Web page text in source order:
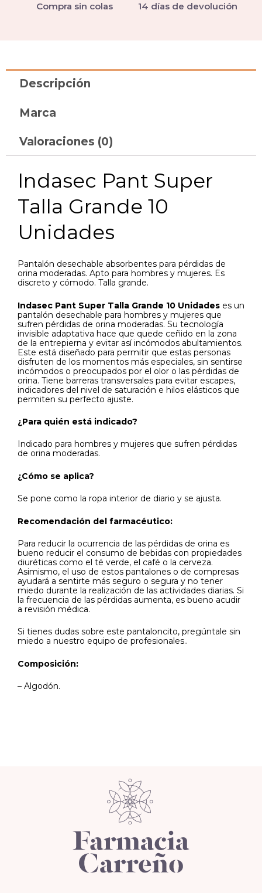
Compra sin colas 14 días de devolución
Descripción
Marca
Valoraciones (0)
Indasec Pant Super
Talla Grande 10
Unidades
Pantalón desechable absorbentes para pérdidas de
orina moderadas. Apto para hombres y mujeres. Es
discreto y cómodo. Talla grande.
Indasec Pant Super Talla Grande 10 Unidades es un
pantalón desechable para hombres y mujeres que
sufren pérdidas de orina moderadas. Su tecnología
invisible adaptativa hace que quede ceñido en la zona
de la entrepierna y evitar así incómodos abultamientos.
Este está diseñado para permitir que estas personas
disfruten de los momentos más especiales, sin sentirse
incómodos o preocupados por el olor o las pérdidas de
orina. Tiene barreras transversales para evitar escapes,
indicadores del nivel de saturación e hilos elásticos que
permiten su perfecto ajuste.
¿Para quién está indicado?
Indicado para hombres y mujeres que sufren pérdidas
de orina moderadas.
¿Cómo se aplica?
Se pone como la ropa interior de diario y se ajusta.
Recomendación del farmacéutico:
Para reducir la ocurrencia de las pérdidas de orina es
bueno reducir el consumo de bebidas con propiedades
diuréticas como el té verde, el café o la cerveza.
Asimismo, el uso de estos pantalones o de compresas
ayudará a sentirte más seguro o segura y no tener
miedo durante la realización de las actividades diarias. Si
la frecuencia de las pérdidas aumenta, es bueno acudir
a revisión médica.
Si tienes dudas sobre este pantaloncito, pregúntale sin
miedo a nuestro equipo de profesionales..
Composición:
– Algodón.